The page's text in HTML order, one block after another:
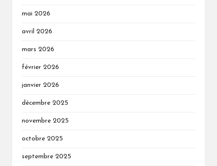
mai 2026
avril 2026
mars 2026
février 2026
janvier 2026
décembre 2025
novembre 2025
octobre 2025
septembre 2025